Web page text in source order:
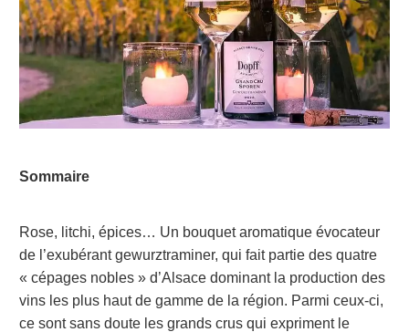
Sommaire
Rose, litchi, épices… Un bouquet aromatique évocateur
de l’exubérant gewurztraminer, qui fait partie des quatre
« cépages nobles » d’Alsace dominant la production des
vins les plus haut de gamme de la région. Parmi ceux-ci,
ce sont sans doute les grands crus qui expriment le